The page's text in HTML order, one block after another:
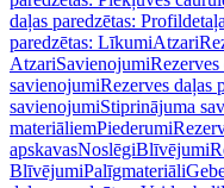
daļas paredzētas:
paredzētas: LīkumiAtzari
AtzariSavienojumi
savienojumiRezerves daļas
savienojumiStiprinājuma
materiāliemPiederumi
apskavasNoslēgiBlīvējumi
BlīvējumiPalīgmateriāli